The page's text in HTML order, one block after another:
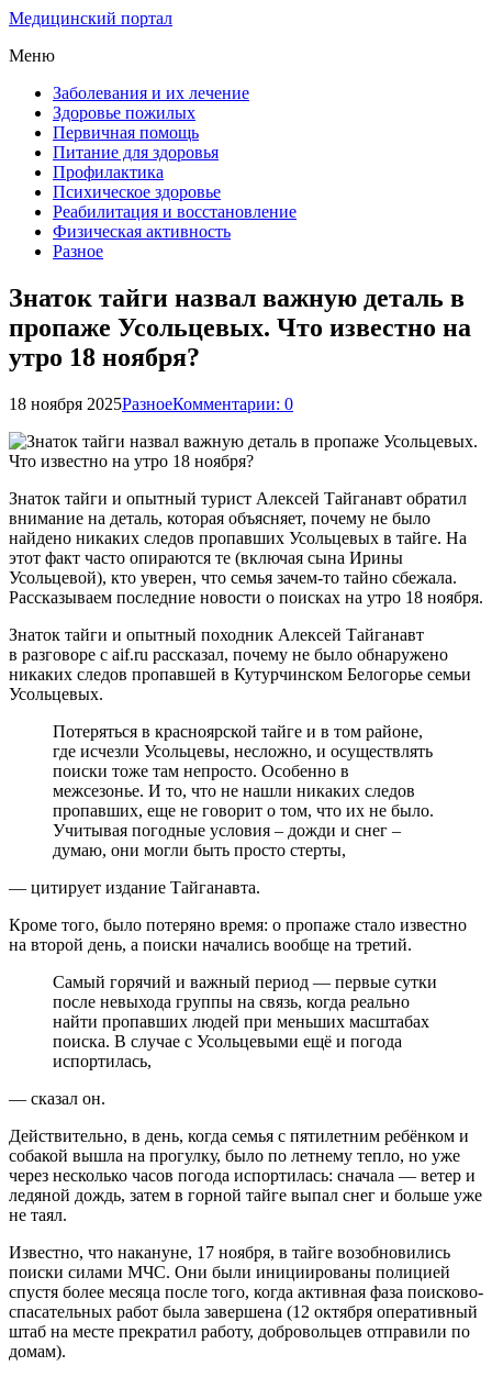
Медицинский портал
Меню
Заболевания и их лечение
Здоровье пожилых
Первичная помощь
Питание для здоровья
Профилактика
Психическое здоровье
Реабилитация и восстановление
Физическая активность
Разное
Знаток тайги назвал важную деталь в
пропаже Усольцевых. Что известно на
утро 18 ноября?
18 ноября 2025РазноеКомментарии: 0
Знаток тайги и опытный турист Алексей Тайганавт обратил
внимание на деталь, которая объясняет, почему не было
найдено никаких следов пропавших Усольцевых в тайге. На
этот факт часто опираются те (включая сына Ирины
Усольцевой), кто уверен, что семья зачем-то тайно сбежала.
Рассказываем последние новости о поисках на утро 18 ноября.
Знаток тайги и опытный походник Алексей Тайганавт
в разговоре с aif.ru рассказал, почему не было обнаружено
никаких следов пропавшей в Кутурчинском Белогорье семьи
Усольцевых.
Потеряться в красноярской тайге и в том районе,
где исчезли Усольцевы, несложно, и осуществлять
поиски тоже там непросто. Особенно в
межсезонье. И то, что не нашли никаких следов
пропавших, еще не говорит о том, что их не было.
Учитывая погодные условия – дожди и снег –
думаю, они могли быть просто стерты,
— цитирует издание Тайганавта.
Кроме того, было потеряно время: о пропаже стало известно
на второй день, а поиски начались вообще на третий.
Самый горячий и важный период — первые сутки
после невыхода группы на связь, когда реально
найти пропавших людей при меньших масштабах
поиска. В случае с Усольцевыми ещё и погода
испортилась,
— сказал он.
Действительно, в день, когда семья с пятилетним ребёнком и
собакой вышла на прогулку, было по летнему тепло, но уже
через несколько часов погода испортилась: сначала — ветер и
ледяной дождь, затем в горной тайге выпал снег и больше уже
не таял.
Известно, что накануне, 17 ноября, в тайге возобновились
поиски силами МЧС. Они были инициированы полицией
спустя более месяца после того, когда активная фаза поисково-
спасательных работ была завершена (12 октября оперативный
штаб на месте прекратил работу, добровольцев отправили по
домам).